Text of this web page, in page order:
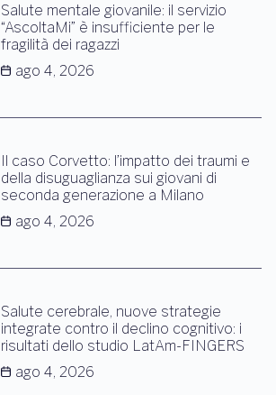
Salute mentale giovanile: il servizio
“AscoltaMi” è insufficiente per le
fragilità dei ragazzi
ago 4, 2026
Il caso Corvetto: l’impatto dei traumi e
della disuguaglianza sui giovani di
seconda generazione a Milano
ago 4, 2026
Salute cerebrale, nuove strategie
integrate contro il declino cognitivo: i
risultati dello studio LatAm-FINGERS
ago 4, 2026